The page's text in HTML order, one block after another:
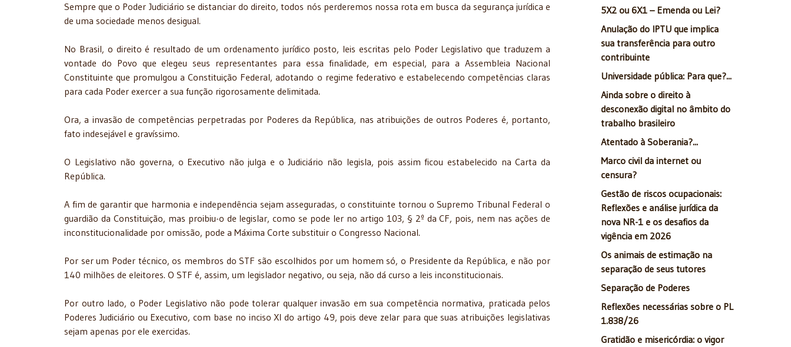
Sempre que o Poder Judiciário se distanciar do direito, todos nós perderemos nossa rota em busca da segurança jurídica e
de uma sociedade menos desigual.
No Brasil, o direito é resultado de um ordenamento jurídico posto, leis escritas pelo Poder Legislativo que traduzem a
vontade do Povo que elegeu seus representantes para essa finalidade, em especial, para a Assembleia Nacional
Constituinte que promulgou a Constituição Federal, adotando o regime federativo e estabelecendo competências claras
para cada Poder exercer a sua função rigorosamente delimitada.
Ora, a invasão de competências perpetradas por Poderes da República, nas atribuições de outros Poderes é, portanto,
fato indesejável e gravíssimo.
O Legislativo não governa, o Executivo não julga e o Judiciário não legisla, pois assim ficou estabelecido na Carta da
República.
A fim de garantir que harmonia e independência sejam asseguradas, o constituinte tornou o Supremo Tribunal Federal o
guardião da Constituição, mas proibiu-o de legislar, como se pode ler no artigo 103, § 2º da CF, pois, nem nas ações de
inconstitucionalidade por omissão, pode a Máxima Corte substituir o Congresso Nacional.
Por ser um Poder técnico, os membros do STF são escolhidos por um homem só, o Presidente da República, e não por
140 milhões de eleitores. O STF é, assim, um legislador negativo, ou seja, não dá curso a leis inconstitucionais.
Por outro lado, o Poder Legislativo não pode tolerar qualquer invasão em sua competência normativa, praticada pelos
Poderes Judiciário ou Executivo, com base no inciso XI do artigo 49, pois deve zelar para que suas atribuições legislativas
sejam apenas por ele exercidas.
5X2 ou 6X1 – Emenda ou Lei?
Anulação do IPTU que implica
sua transferência para outro
contribuinte
Universidade pública: Para que?...
Ainda sobre o direito à
desconexão digital no âmbito do
trabalho brasileiro
Atentado à Soberania?...
Marco civil da internet ou
censura?
Gestão de riscos ocupacionais:
Reflexões e análise jurídica da
nova NR-1 e os desafios da
vigência em 2026
Os animais de estimação na
separação de seus tutores
Separação de Poderes
Reflexões necessárias sobre o PL
1.838/26
Gratidão e misericórdia: o vigor